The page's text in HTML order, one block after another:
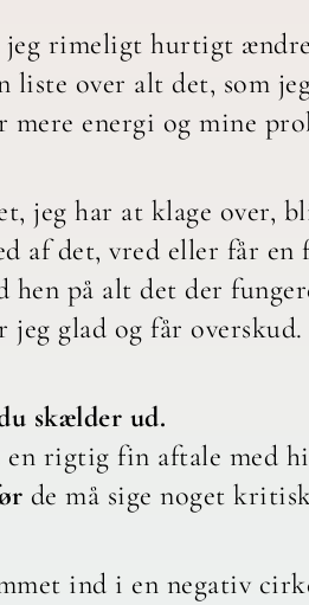
jeg rimeligt hurtigt
liste over alt det, som
energi og mine
jeg har at klage over,
af det, vred eller får en
hen på alt det der
jeg glad og får overskud.
skælder ud.
rigtig fin aftale med
de må sige noget
ind i en negativ